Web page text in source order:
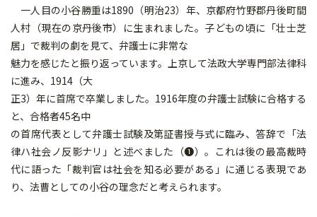
一人目の小谷勝重は1890（明治23）年、京都府竹野郡丹後町間
人村（現在の京丹後市）に生まれました。子どもの頃に「壮士芝
居」で裁判の劇を見て、弁護士に非常な
魅力を感じたと振り返っています。上京して法政大学専門部法律科
に進み、1914（大
正3）年に首席で卒業しました。1916年度の弁護士試験に合格する
と、合格者45名中
の首席代表として弁護士試験及第証書授与式に臨み、答辞で「法
律ハ社会ノ反影ナリ」と述べました（❶）。これは後の最高裁時
代に語った「裁判官は社会を知る必要がある」に通じる表現であ
り、法曹としての小谷の理念だと考えられます。